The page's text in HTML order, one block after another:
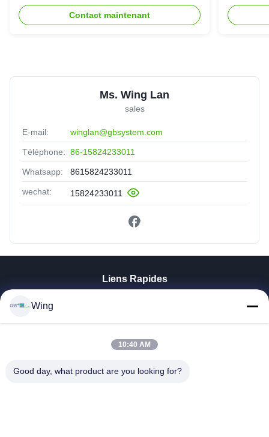
Contact maintenant
Ms. Wing Lan
sales
E-mail: winglan@gbsystem.com
Téléphone: 86-15824233011
Whatsapp: 8615824233011
wechat: 15824233011
Liens Rapides
Le Spectacle VR
Visite De L'usine
Wing
10:40 AM
Good day, what product are you looking for?